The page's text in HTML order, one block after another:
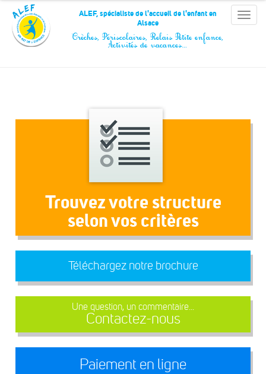
Panneau de gestion des cookies
Toggle
ALEF, spécialiste de l'accueil de l'enfant en
Alsace
Crèches, Périscolaires, Relais Petite enfance,
Activités de vacances…
Trouvez votre structure
selon vos critères
Téléchargez notre brochure
Une question, un commentaire...
Contactez-nous
Paiement en ligne